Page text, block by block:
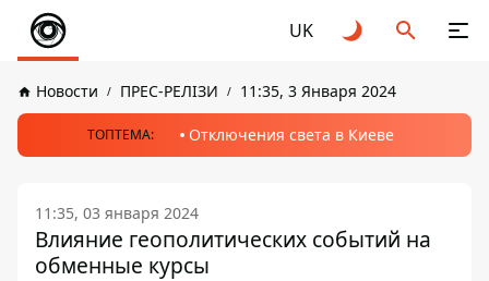
UK
Новости ПРЕС-РЕЛІЗИ 11:35, 3 Января 2024
ТОПТЕМА: Отключения света в Киеве
11:35, 03 января 2024
Влияние геополитических событий на
обменные курсы